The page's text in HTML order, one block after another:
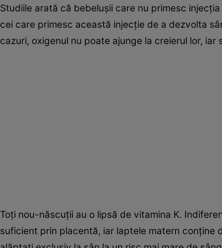
Studiile arată că bebelușii care nu primesc
cei care primesc această injecție de a dezvolta
cazuri, oxigenul nu poate ajunge la creierul lor, iar
Toți nou-născuții au o lipsă de vitamina K.
suficient prin placentă, iar laptele matern conține